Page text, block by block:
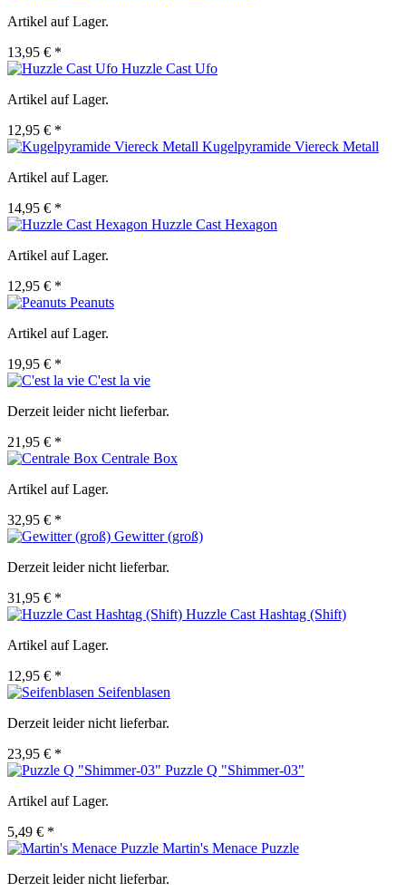
Artikel auf Lager.
13,95 € *
Huzzle Cast Ufo
Artikel auf Lager.
12,95 € *
Kugelpyramide Viereck Metall
Artikel auf Lager.
14,95 € *
Huzzle Cast Hexagon
Artikel auf Lager.
12,95 € *
Peanuts
Artikel auf Lager.
19,95 € *
C'est la vie
Derzeit leider nicht lieferbar.
21,95 € *
Centrale Box
Artikel auf Lager.
32,95 € *
Gewitter (groß)
Derzeit leider nicht lieferbar.
31,95 € *
Huzzle Cast Hashtag (Shift)
Artikel auf Lager.
12,95 € *
Seifenblasen
Derzeit leider nicht lieferbar.
23,95 € *
Puzzle Q "Shimmer-03"
Artikel auf Lager.
5,49 € *
Martin's Menace Puzzle
Derzeit leider nicht lieferbar.